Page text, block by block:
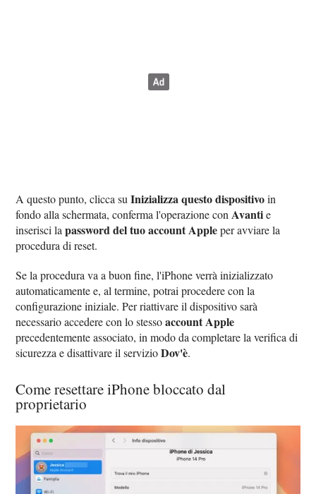
A questo punto, clicca suInizializza questo dispositivoin
fondo alla schermata, conferma l'operazione con Avantie
inserisci lapassword del tuo account Appleper avviare la
procedura di reset.
Se la procedura va a buon fine, l'iPhone verrà inizializzato
automaticamente e, al termine, potrai procedere con la
configurazione iniziale. Per riattivare il dispositivo sarà
necessario accedere con lo stessoaccount Apple
precedentemente associato, in modo da completare la verifica di
sicurezza e disattivare il servizioDov'è.
Come resettare iPhone bloccato dal
proprietario